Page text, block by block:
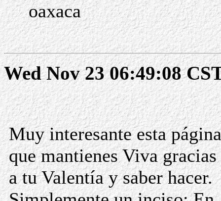
oaxaca
Wed Nov 23 06:49:08
Muy interesante esta página
que mantienes Viva gracias
a tu Valentía y saber hacer.